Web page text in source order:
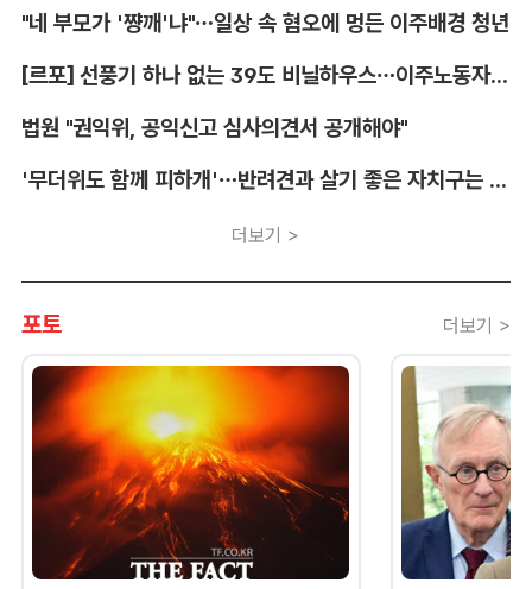
"네 부모가 '쨩깨'냐"…일상 속 혐오에 멍든 이주배경 청년
[르포] 선풍기 하나 없는 39도 비닐하우스…이주노동자의 '악몽같은 폭염'
법원 "권익위, 공익신고 심사의견서 공개해야"
'무더위도 함께 피하개'…반려견과 살기 좋은 자치구는 어디
더보기 >
포토 더보기 >